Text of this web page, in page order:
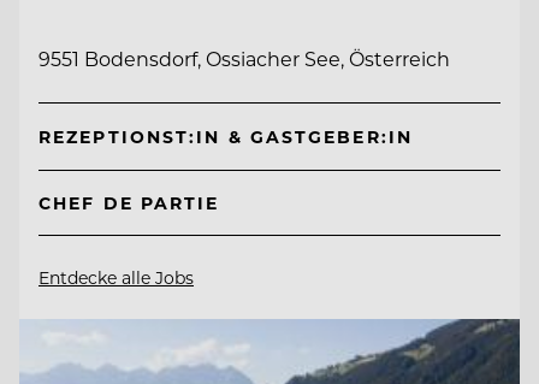
9551 Bodensdorf, Ossiacher See, Österreich
REZEPTIONST:IN & GASTGEBER:IN
CHEF DE PARTIE
Entdecke alle Jobs